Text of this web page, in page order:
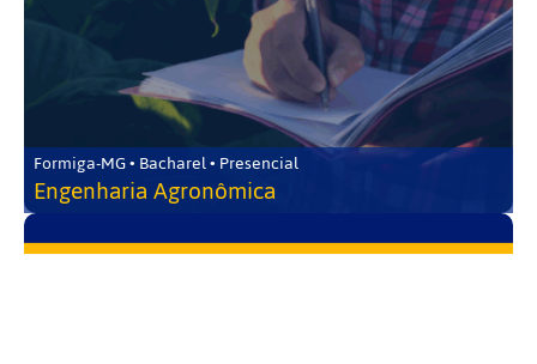
Formiga-MG • Bacharel • Presencial
Engenharia Agronômica